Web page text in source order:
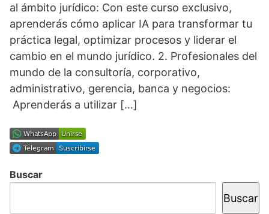
al ámbito jurídico: Con este curso exclusivo,
aprenderás cómo aplicar IA para transformar tu
práctica legal, optimizar procesos y liderar el
cambio en el mundo jurídico. 2. Profesionales del
mundo de la consultoría, corporativo,
administrativo, gerencia, banca y negocios:
Aprenderás a utilizar […]
Buscar
Buscar